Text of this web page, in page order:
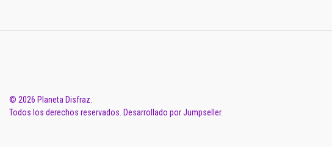
© 2026 Planeta Disfraz.
Todos los derechos reservados. Desarrollado por Jumpseller.